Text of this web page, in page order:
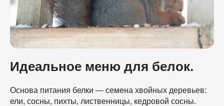
Идеальное меню для белок.
Основа питания белки — семена хвойных деревьев:
ели, сосны, пихты, лиственницы, кедровой сосны.